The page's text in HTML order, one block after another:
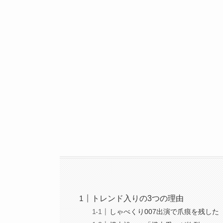
トレンド入りの3つの理由
しゃべくり007出演で爪痕を残した